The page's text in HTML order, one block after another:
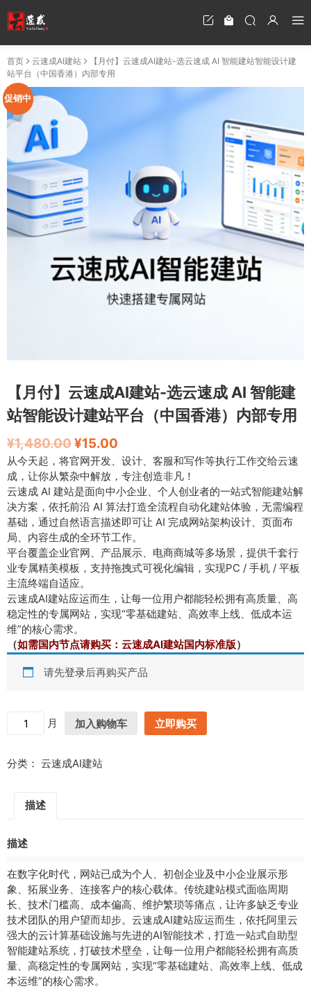
首页 云速成AI建站
【月付】云速成AI建站-选云速成 AI 智能建站智能设计建
站平台（中国香港）内部专用
促销中
【月付】云速成AI建站-选云速成 AI 智能建
站智能设计建站平台（中国香港）内部专用
¥1,480.00¥15.00
从今天起，将官网开发、设计、客服和写作等执行工作交给云速
成，让你从繁杂中解放，专注创造非凡！
云速成 AI 建站是面向中小企业、个人创业者的一站式智能建站解
决方案，依托前沿 AI 算法打造全流程自动化建站体验，无需编程
基础，通过自然语言描述即可让 AI 完成网站架构设计、页面布
局、内容生成的全环节工作。
平台覆盖企业官网、产品展示、电商商城等多场景，提供千套行
业专属精美模板，支持拖拽式可视化编辑，实现PC / 手机 / 平板
主流终端自适应。
云速成AI建站应运而生，让每一位用户都能轻松拥有高质量、高
稳定性的专属网站，实现“零基础建站、高效率上线、低成本运
维”的核心需求。
（如需国内节点请购买： 云速成AI建站国内标准版）
请先登录后再购买产品
】
I
站
-
选
云
速
成
A
I
月 加入购物车 立即购买
分类： 云速成AI建站
描述
描述
在数字化时代，网站已成为个人、初创企业及中小企业展示形
象、拓展业务、连接客户的核心载体。传统建站模式面临周期
长、技术门槛高、成本偏高、维护繁琐等痛点，让许多缺乏专业
技术团队的用户望而却步。云速成AI建站应运而生，依托阿里云
强大的云计算基础设施与先进的AI智能技术，打造一站式自助型
智能建站系统，打破技术壁垒，让每一位用户都能轻松拥有高质
量、高稳定性的专属网站，实现“零基础建站、高效率上线、低成
本运维”的核心需求。